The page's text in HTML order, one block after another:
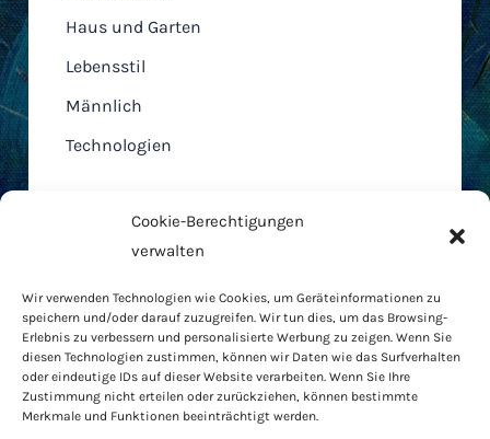
Cookie-Berechtigungen
verwalten
Wir verwenden Technologien wie Cookies, um Geräteinformationen zu
speichern und/oder darauf zuzugreifen. Wir tun dies, um das Browsing-
Erlebnis zu verbessern und personalisierte Werbung zu zeigen. Wenn Sie
diesen Technologien zustimmen, können wir Daten wie das Surfverhalten
oder eindeutige IDs auf dieser Website verarbeiten. Wenn Sie Ihre
Zustimmung nicht erteilen oder zurückziehen, können bestimmte
Merkmale und Funktionen beeinträchtigt werden.
Haus und Garten
Lebensstil
Männlich
Technologien
AGB
Cookie-Richtlinie
Datenschutzbestimmungen
RODO
Kontakt